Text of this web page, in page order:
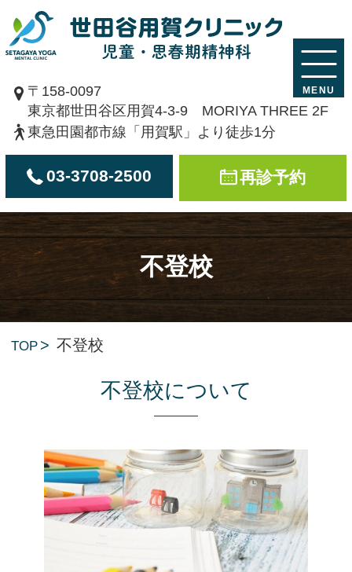
〒158-0097
東京都世田谷区用賀4-3-9 MORIYA THREE 2F
東急田園都市線「用賀駅」より徒歩1分
03-3708-2500 再診予約
不登校
TOP 不登校
不登校について